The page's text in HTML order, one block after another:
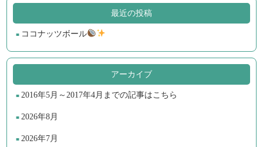
最近の投稿
ココナッツボール
アーカイブ
2016年5月～2017年4月までの記事はこちら
2026年8月
2026年7月